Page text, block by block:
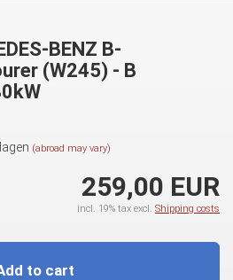
BENZ B-
(W245) - B
(abroad may vary)
259,00 EUR
incl. 19% tax excl. Shipping costs
to cart